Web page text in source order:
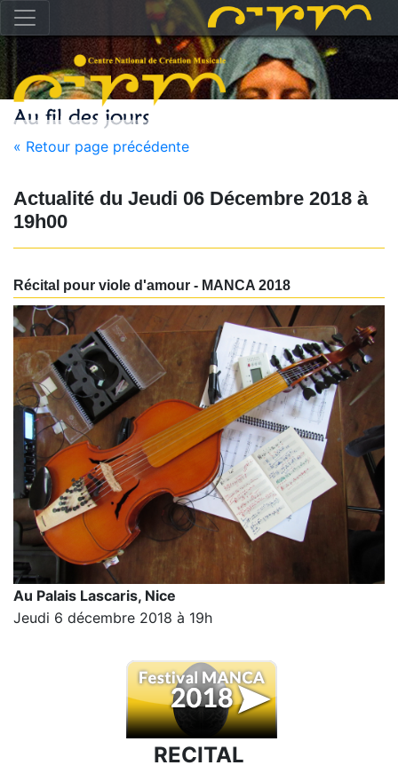
« Retour page précédente
Actualité du Jeudi 06 Décembre 2018 à
19h00
Récital pour viole d'amour - MANCA 2018
Au Palais Lascaris, Nice
Jeudi 6 décembre 2018 à 19h
RECITAL